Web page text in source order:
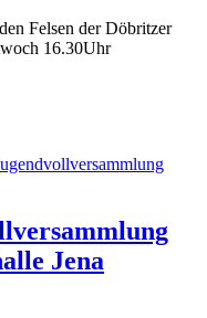
Felsen der Döbritzer
16.30Uhr
Jena